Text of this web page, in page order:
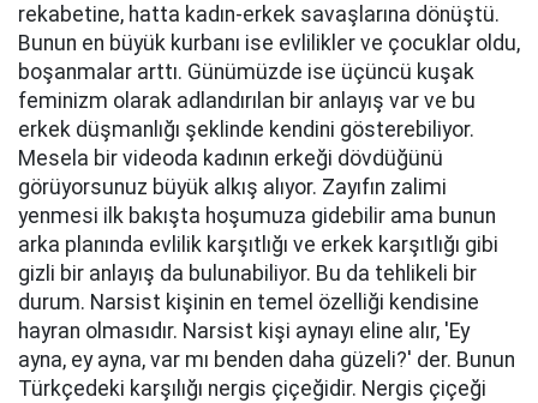
rekabetine, hatta kadın-erkek savaşlarına dönüştü.
Bunun en büyük kurbanı ise evlilikler ve çocuklar oldu,
boşanmalar arttı. Günümüzde ise üçüncü kuşak
feminizm olarak adlandırılan bir anlayış var ve bu
erkek düşmanlığı şeklinde kendini gösterebiliyor.
Mesela bir videoda kadının erkeği dövdüğünü
görüyorsunuz büyük alkış alıyor. Zayıfın zalimi
yenmesi ilk bakışta hoşumuza gidebilir ama bunun
arka planında evlilik karşıtlığı ve erkek karşıtlığı gibi
gizli bir anlayış da bulunabiliyor. Bu da tehlikeli bir
durum. Narsist kişinin en temel özelliği kendisine
hayran olmasıdır. Narsist kişi aynayı eline alır, 'Ey
ayna, ey ayna, var mı benden daha güzeli?' der. Bunun
Türkçedeki karşılığı nergis çiçeğidir. Nergis çiçeği